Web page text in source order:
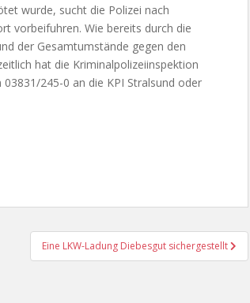
wurde, sucht die Polizei nach
vorbeifuhren. Wie bereits durch die
der Gesamtumstände gegen den
hat die Kriminalpolizeiinspektion
245-0 an die KPI Stralsund oder
Eine LKW-Ladung Diebesgut sichergestellt